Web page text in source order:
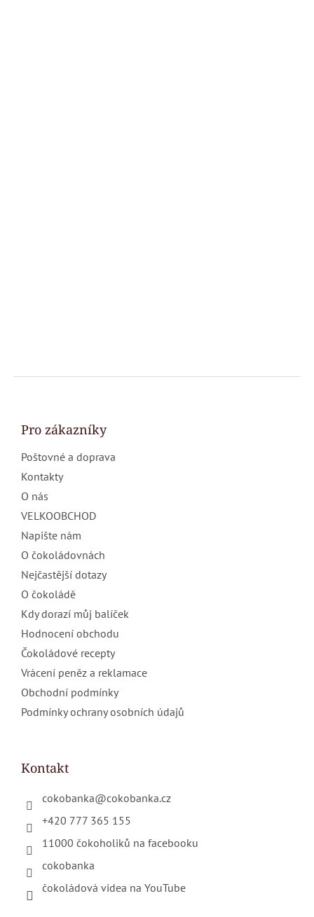
Z
Pro zákazníky
Poštovné a doprava
Kontakty
O nás
VELKOOBCHOD
Napište nám
O čokoládovnách
Nejčastější dotazy
O čokoládě
Kdy dorazí můj balíček
Hodnocení obchodu
Čokoládové recepty
Vrácení peněz a reklamace
Obchodní podmínky
Podmínky ochrany osobních údajů
Kontakt
cokobanka@cokobanka.cz
+420 777 365 155
11000 čokoholiků na facebooku
cokobanka
čokoládová videa na YouTube